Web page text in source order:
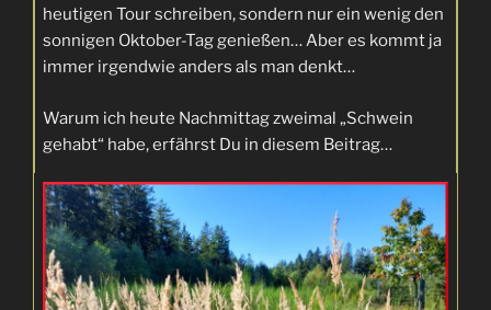
heutigen Tour schreiben, sondern nur ein wenig den
sonnigen Oktober-Tag genießen… Aber es kommt ja
immer irgendwie anders als man denkt…
Warum ich heute Nachmittag zweimal „Schwein
gehabt“ habe, erfährst Du in diesem Beitrag…